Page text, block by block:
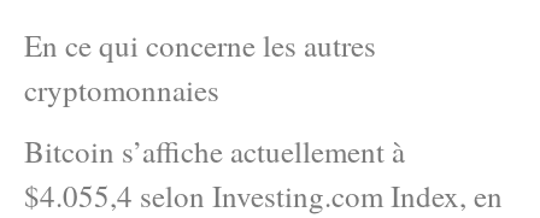
En ce qui concerne les autres
cryptomonnaies
Bitcoin s’affiche actuellement à
$4.055,4 selon Investing.com Index, en